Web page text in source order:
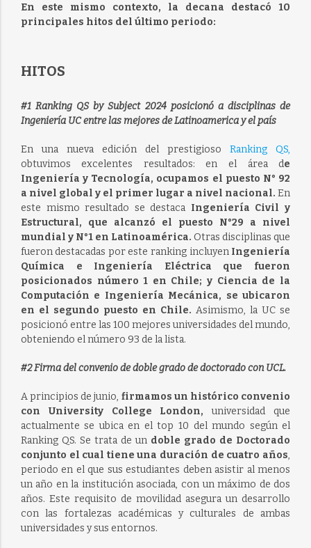
En este mismo contexto, la decana destacó 10
principales hitos del último periodo:
HITOS
#1 Ranking QS by Subject 2024 posicionó a disciplinas de
Ingeniería UC entre las mejores de Latinoamerica y el país
En una nueva edición del prestigiosoRanking QS,
obtuvimos excelentes resultados: en el área de
Ingeniería y Tecnología, ocupamos el puesto N° 92
a nivel global y el primer lugar a nivel nacional. En
este mismo resultado se destaca Ingeniería Civil y
Estructural, que alcanzó el puesto N°29 a nivel
mundial y N°1 en Latinoamérica. Otras disciplinas que
fueron destacadas por este ranking incluyen Ingeniería
Química e Ingeniería Eléctrica que fueron
posicionados número 1 en Chile; y Ciencia de la
Computación e Ingeniería Mecánica, se ubicaron
en el segundo puesto en Chile. Asimismo, la UC se
posicionó entre las 100 mejores universidades del mundo,
obteniendo el número 93 de la lista.
#2 Firma del convenio de doble grado de doctorado con UCL.
A principios de junio, firmamos un histórico convenio
con University College London, universidad que
actualmente se ubica en el top 10 del mundo según el
Ranking QS. Se trata de un doble grado de Doctorado
conjunto el cual tiene una duración de cuatro años,
periodo en el que sus estudiantes deben asistir al menos
un año en la institución asociada, con un máximo de dos
años. Este requisito de movilidad asegura un desarrollo
con las fortalezas académicas y culturales de ambas
universidades y sus entornos.